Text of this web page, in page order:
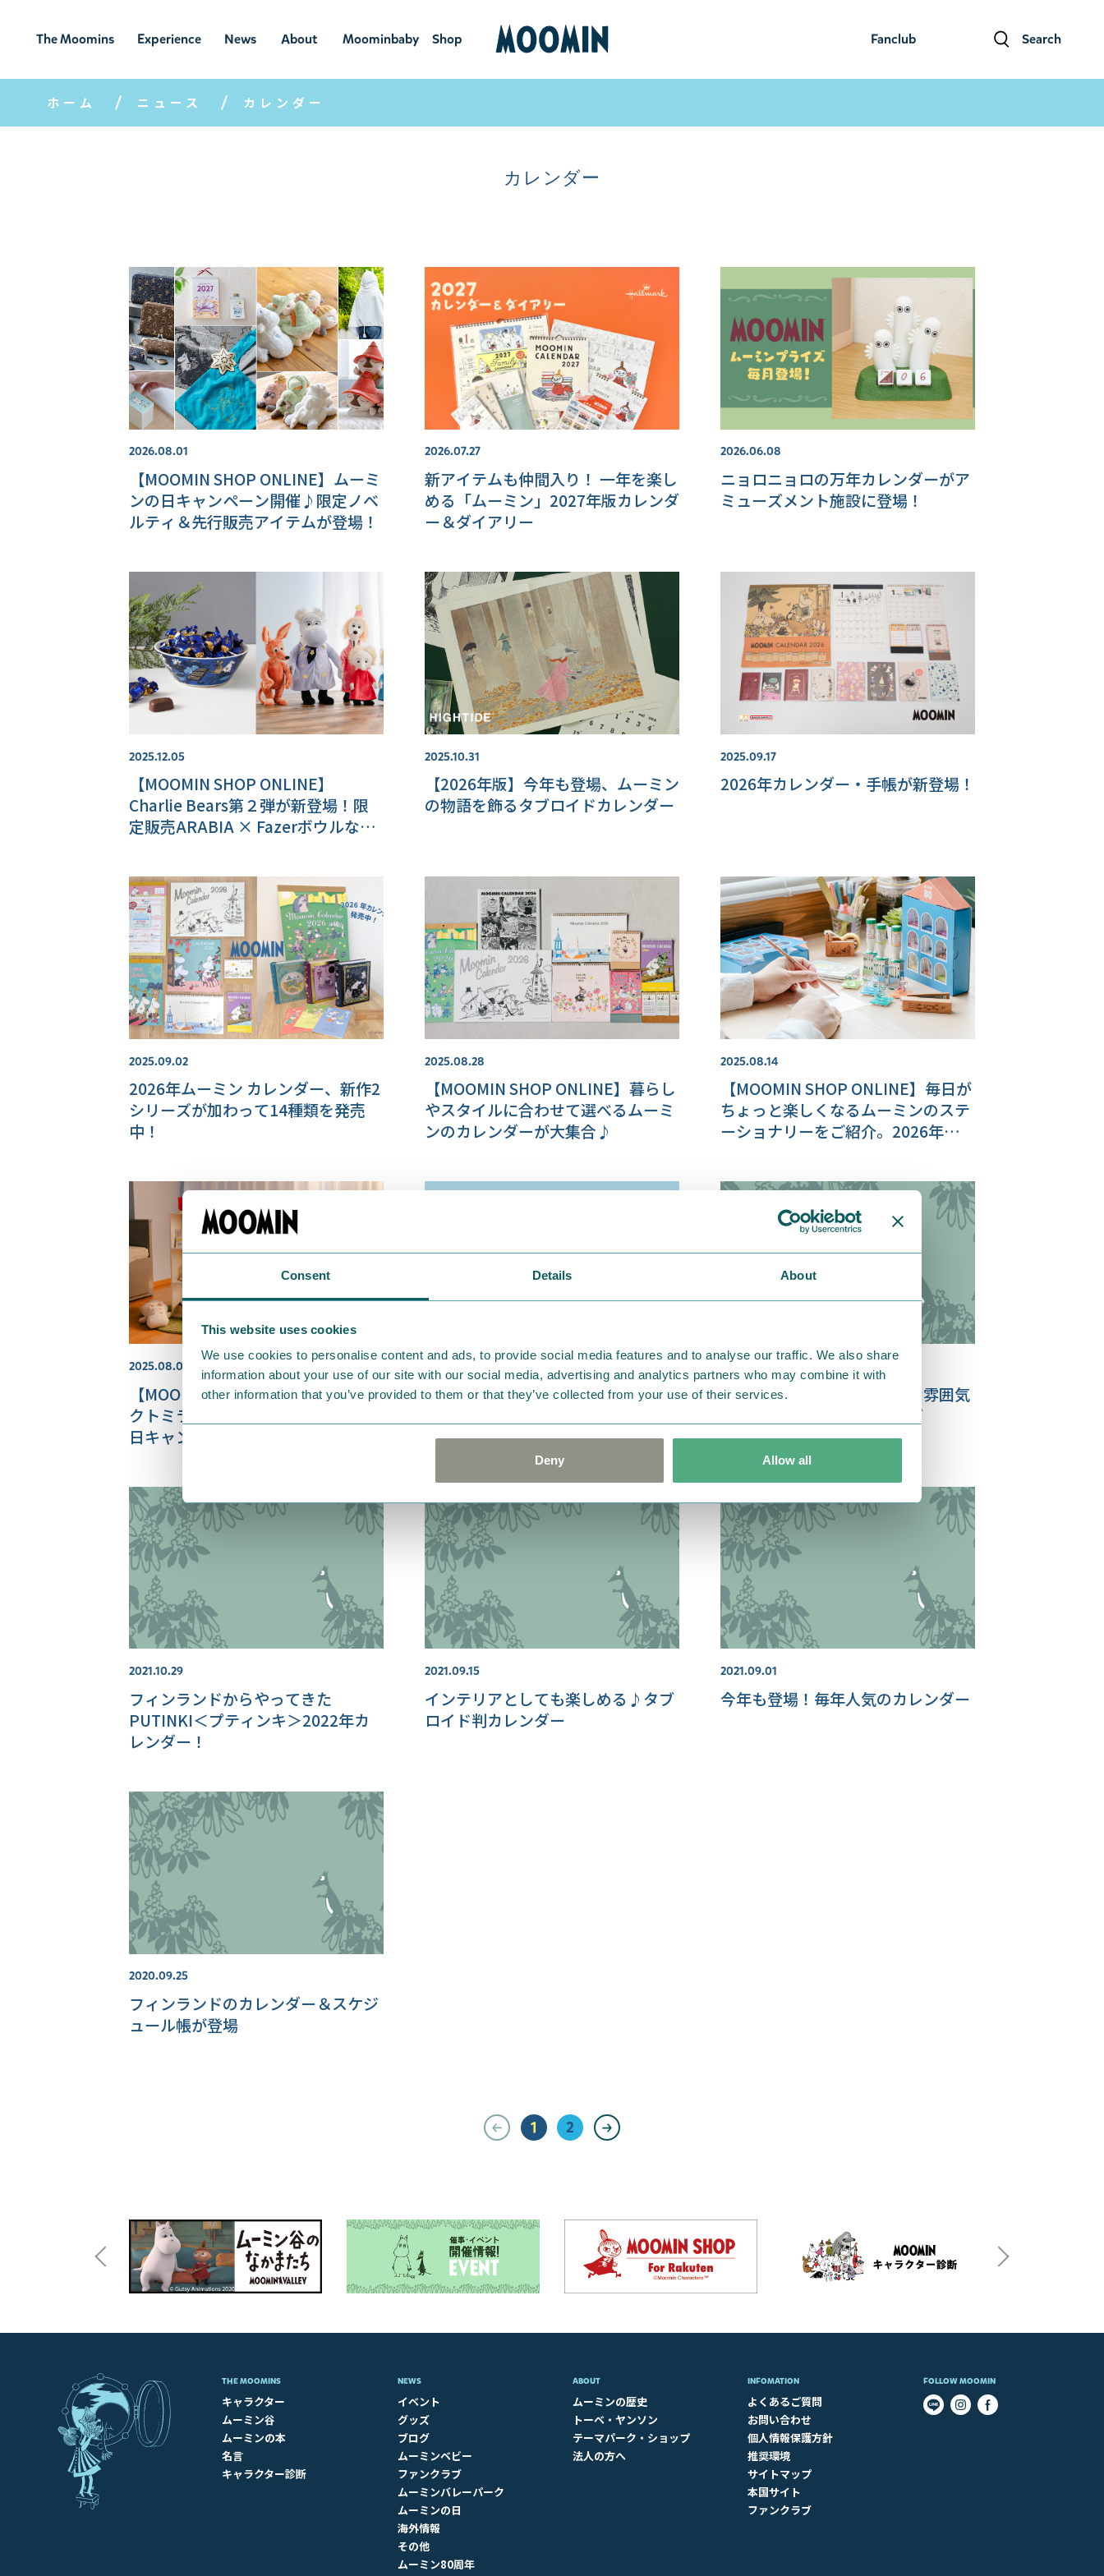
Consent Details About
This website uses cookies
We use cookies to personalise content and ads, to provide social media features and to analyse our traffic. We also share
information about your use of our site with our social media, advertising and analytics partners who may combine it with
other information that you’ve provided to them or that they’ve collected from your use of their services.
Deny Allow all
Fanclub Search
The Moomins
ムーミンの
世界
Experience
ムーミンの世
界を楽しむ
News
ニュ
ース
About
ムーミン
について
Moominbaby
ムーミンベ
Shop
ショ
ホーム ニュース カレンダー
カレンダー
2026.08.01
【MOOMIN SHOP ONLINE】ムーミ
ンの日キャンペーン開催♪限定ノベ
ルティ＆先行販売アイテムが登場！
2026.07.27
新アイテムも仲間入り！ 一年を楽し
める「ムーミン」2027年版カレンダ
ー＆ダイアリー
2026.06.08
ニョロニョロの万年カレンダーがア
ミューズメント施設に登場！
2025.12.05
【MOOMIN SHOP ONLINE】
Charlie Bears第２弾が新登場！限
定販売ARABIA × Fazerボウルなど
2025.10.31
【2026年版】今年も登場、ムーミン
の物語を飾るタブロイドカレンダー
2025.09.17
2026年カレンダー・手帳が新登場！
2025.09.02
2026年ムーミン カレンダー、新作2
シリーズが加わって14種類を発売
中！
2025.08.28
【MOOMIN SHOP ONLINE】暮らし
やスタイルに合わせて選べるムーミ
ンのカレンダーが大集合♪
2025.08.14
【MOOMIN SHOP ONLINE】毎日が
ちょっと楽しくなるムーミンのステ
ーショナリーをご紹介。2026年カレ
2025.08.07
【MOOMIN SHOP ONLINE】コンパ
クトミラーがもらえる！ムーミンの
日キャンペーン開催♪公式限定のひ
2025.08.05
小説出版80周年記念デザインも登
2026年カレンダー＆ダイアリーたち
2021.12.31
新年の訪れに♪ナチュラルな雰囲気
のウッドカレンダーシリーズ
2021.10.29
フィンランドからやってきた
PUTINKI＜プティンキ＞2022年カ
レンダー！
2021.09.15
インテリアとしても楽しめる♪タブ
ロイド判カレンダー
2021.09.01
今年も登場！毎年人気のカレンダー
2020.09.25
フィンランドのカレンダー＆スケジ
ュール帳が登場
1 2
THE MOOMINS
キャラクター
ムーミン谷
ムーミンの本
名言
キャラクター診断
NEWS
イベント
グッズ
ブログ
ムーミンベビー
ファンクラブ
ムーミンバレーパーク
ムーミンの日
海外情報
その他
ムーミン80周年
ABOUT​
ムーミンの歴史
トーベ・ヤンソン
テーマパーク・ショップ
法人の方へ
INFOMATION
よくあるご質問
お問い合わせ
個人情報保護方針
推奨環境
サイトマップ
本国サイト
ファンクラブ
FOLLOW MOOMIN